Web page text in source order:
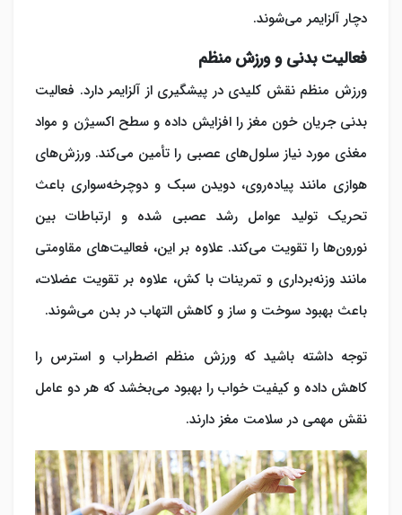
دچار آلزایمر می‌شوند.
فعالیت بدنی و ورزش منظم
ورزش منظم نقش کلیدی در پیشگیری از آلزایمردارد. فعالیت
بدنی جریان خون مغز را افزایش داده و سطح اکسیژن و مواد
مغذی مورد نیاز سلول‌های عصبی را تأمین می‌کند. ورزش‌های
هوازی مانند پیاده‌روی، دویدن سبک و دوچرخه‌سواری باعث
تحریک تولید عوامل رشد عصبی شده و ارتباطات بین
نورون‌ها را تقویت می‌کند. علاوه بر این، فعالیت‌های مقاومتی
مانند وزنه‌برداری و تمرینات با کش، علاوه بر تقویت عضلات،
باعث بهبود سوخت و ساز و کاهش التهاب در بدن می‌شوند.
توجه داشته باشید که ورزش منظم اضطراب و استرس را
کاهش داده و کیفیت خواب را بهبود می‌بخشد که هر دو عامل
نقش مهمی در سلامت مغز دارند.